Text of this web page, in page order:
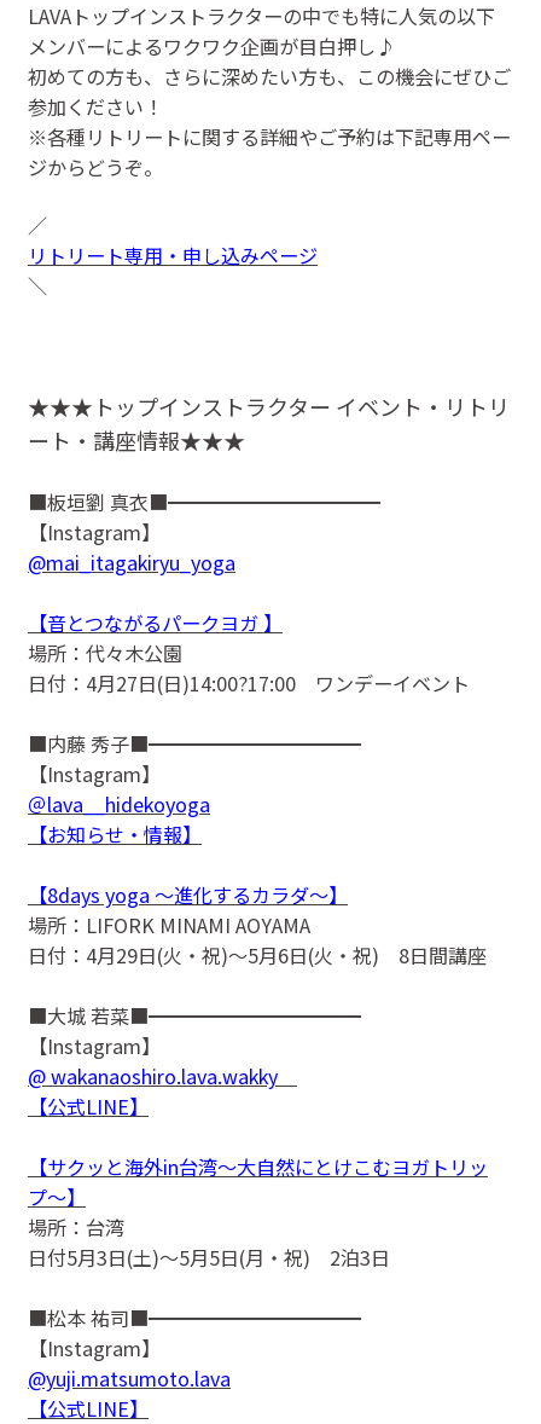
LAVAトップインストラクターの中でも特に人気の以下
メンバーによるワクワク企画が目白押し♪
初めての方も、さらに深めたい方も、この機会にぜひご
参加ください！
※各種リトリートに関する詳細やご予約は下記専用ペー
ジからどうぞ。
／
リトリート専用・申し込みページ
＼
★★★トップインストラクター イベント・リトリ
ート・講座情報★★★
■板垣劉 真衣■━━━━━━━━━━━
【Instagram】
@mai_itagakiryu_yoga
【音とつながるパークヨガ 】
場所：代々木公園
日付：4月27日(日)14:00?17:00 ワンデーイベント
■内藤 秀子■━━━━━━━━━━━
【Instagram】
＠lava__hidekoyoga
【お知らせ・情報】
【8days yoga 〜進化するカラダ〜】
場所：LIFORK MINAMI AOYAMA
日付：4月29日(火・祝)〜5月6日(火・祝) 8日間講座
■大城 若菜■━━━━━━━━━━━
【Instagram】
@ wakanaoshiro.lava.wakky
【公式LINE】
【サクッと海外in台湾〜大自然にとけこむヨガトリッ
プ〜】
場所：台湾
日付5月3日(土)〜5月5日(月・祝) 2泊3日
■松本 祐司■━━━━━━━━━━━
【Instagram】
@yuji.matsumoto.lava
【公式LINE】